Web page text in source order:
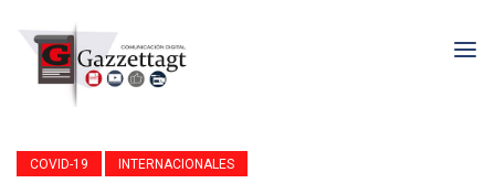
COVID-19 INTERNACIONALES